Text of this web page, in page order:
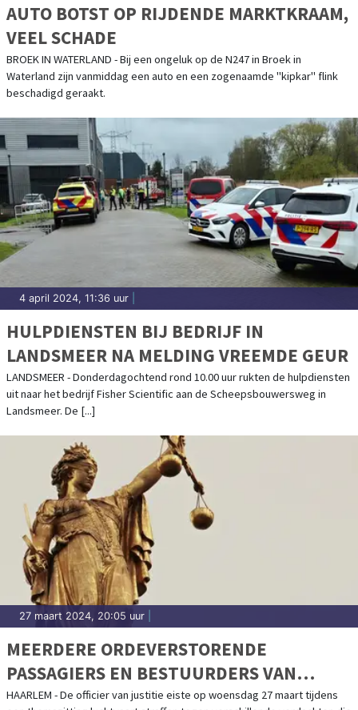
AUTO BOTST OP RIJDENDE MARKTKRAAM,
VEEL SCHADE
BROEK IN WATERLAND - Bij een ongeluk op de N247 in Broek in
Waterland zijn vanmiddag een auto en een zogenaamde "kipkar" flink
beschadigd geraakt.
4 april 2024, 11:36 uur
HULPDIENSTEN BIJ BEDRIJF IN
LANDSMEER NA MELDING VREEMDE GEUR
LANDSMEER - Donderdagochtend rond 10.00 uur rukten de hulpdiensten
uit naar het bedrijf Fisher Scientific aan de Scheepsbouwersweg in
Landsmeer. De [...]
27 maart 2024, 20:05 uur
MEERDERE ORDEVERSTORENDE
PASSAGIERS EN BESTUURDERS VAN
DRONES VEROORDEELD
HAARLEM - De officier van justitie eiste op woensdag 27 maart tijdens